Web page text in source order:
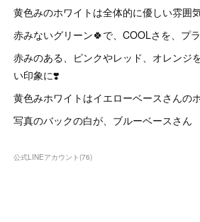
黄色みのホワイトは全体的に優しい雰囲
赤みないグリーン🍀で、COOLさを、プ
赤みのある、ピンクやレッド、オレンジ
い印象に❣️
黄色みホワイトはイエローベースさんの
写真のバックの白が、ブルーベースさん
公式LINEアカウント(76)